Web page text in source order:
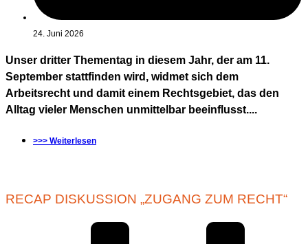
24. Juni 2026
Unser dritter Thementag in diesem Jahr, der am 11.
September stattfinden wird, widmet sich dem
Arbeitsrecht und damit einem Rechtsgebiet, das den
Alltag vieler Menschen unmittelbar beeinflusst....
>>> Weiterlesen
RECAP DISKUSSION „ZUGANG ZUM RECHT“